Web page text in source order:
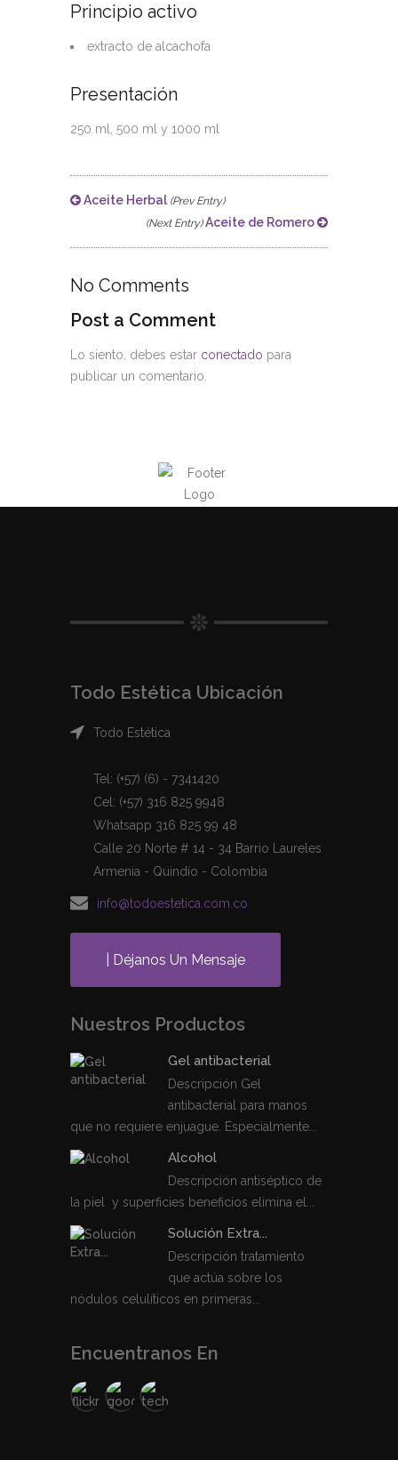
Principio activo
extracto de alcachofa
Presentación
250 ml, 500 ml y 1000 ml
Aceite Herbal(Prev Entry)
(Next Entry)Aceite de Romero
No Comments
Post a Comment
Lo siento, debes estar conectado para
publicar un comentario.
Todo Estética Ubicación
Todo Estética
Tel: (+57) (6) - 7341420
Cel: (+57) 316 825 9948
Whatsapp 316 825 99 48
Calle 20 Norte # 14 - 34 Barrio Laureles
Armenia - Quindío - Colombia
info@todoestetica.com.co
| Déjanos Un Mensaje
Nuestros Productos
Gel antibacterial
Descripción Gel
antibacterial para manos
que no requiere enjuague. Especialmente...
Alcohol
Descripción antiséptico de
la piel y superficies beneficios elimina el...
Solución Extra...
Descripción tratamiento
que actúa sobre los
nódulos celulíticos en primeras...
Encuentranos En